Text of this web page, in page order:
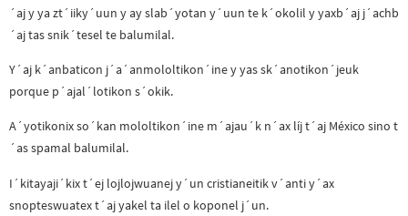
´aj y ya zt´iiky´uun y ay slab´yotan y´uun te k´okolil y yaxb´aj j´achb
´aj tas snik´tesel te balumilal.
Y´aj k´anbaticon j´a´anmololtikon´ine y yas sk´anotikon´jeuk
porque p´ajal´lotikon s´okik.
A´yotikonix so´kan mololtikon´ine m´ajau´k n´ax líj t´aj México sino t
´as spamal balumilal.
I´kitayaji´kix t´ej lojlojwuanej y´un cristianeitik v´anti y´ax
snopteswuatex t´aj yakel ta ilel o koponel j´un.